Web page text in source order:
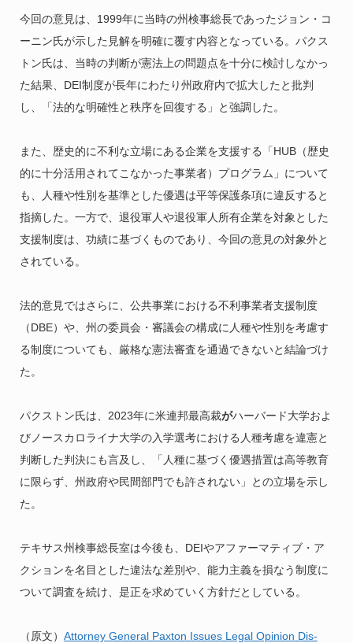
今回の意見は、1999年に当時の州検事総長であったジョン・コ
ーニン氏が示した見解を明確に覆す内容となっている。パクス
トン氏は、当時の判断が憲法上の問題点を十分に検討しなかっ
た結果、DEI制度が長年にわたり州政府内で拡大したと批判
し、「法的な明確性と秩序を回復する」と強調した。
また、歴史的に不利な立場にある企業を支援する「HUB（歴史
的に十分活用されてこなかった事業者）プログラム」について
も、人種や性別を基準とした優遇は平等保護条項に違反すると
指摘した。一方で、退役軍人や退役軍人所有企業を対象とした
支援制度は、功績に基づくものであり、今回の意見の対象外と
されている。
法的意見ではさらに、公共事業における不利事業者支援制度
（DBE）や、州の委員会・審議会の構成に人種や性別を考慮す
る制度についても、厳格な憲法審査を通過できないと結論づけ
た。
パクストン氏は、2023年に米連邦最高裁がハーバード大学およ
びノースカロライナ大学の入学選考における人種考慮を違憲と
判断した判決にも言及し、「人種に基づく優遇措置は高等教育
に限らず、州政府や民間部門でも許されない」との立場を示し
た。
テキサス州検事総長室は今後も、DEIやアファーマティブ・ア
クションを名目とした違法な差別や、能力主義を損なう制度に
ついて調査を続け、是正を求めていく方針だとしている。
（原文） Attor­ney Gen­er­al Pax­ton Issues Legal Opin­ion Dis­